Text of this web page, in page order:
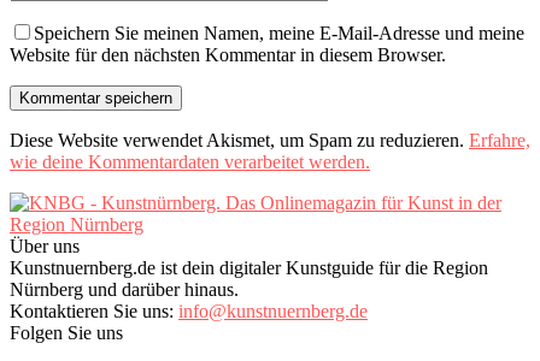
Speichern Sie meinen Namen, meine E-Mail-Adresse und meine
Website für den nächsten Kommentar in diesem Browser.
Diese Website verwendet Akismet, um Spam zu reduzieren. Erfahre,
wie deine Kommentardaten verarbeitet werden.
Über uns
Kunstnuernberg.de ist dein digitaler Kunstguide für die Region
Nürnberg und darüber hinaus.
Kontaktieren Sie uns: info@kunstnuernberg.de
Folgen Sie uns